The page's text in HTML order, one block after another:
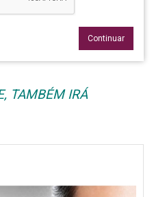
Continuar
TAMBÉM IRÁ